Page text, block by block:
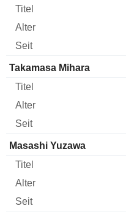
Takamasa Mihara
Masashi Yuzawa